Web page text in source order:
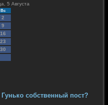
5 Августа
Вс
2
9
16
23
30
собственный пост?